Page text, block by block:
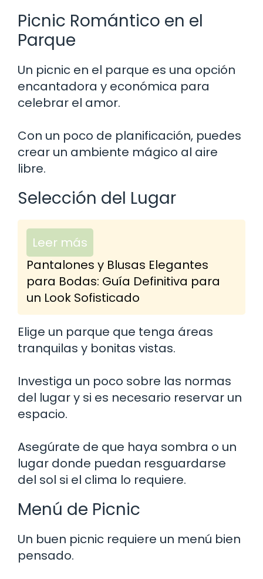
Picnic Romántico en el
Parque
Un picnic en el parque es una opción
encantadora y económica para
celebrar el amor.
Con un poco de planificación, puedes
crear un ambiente mágico al aire
libre.
Selección del Lugar
Leer más
Pantalones y Blusas Elegantes
para Bodas: Guía Definitiva para
un Look Sofisticado
Elige un parque que tenga áreas
tranquilas y bonitas vistas.
Investiga un poco sobre las normas
del lugar y si es necesario reservar un
espacio.
Asegúrate de que haya sombra o un
lugar donde puedan resguardarse
del sol si el clima lo requiere.
Menú de Picnic
Un buen picnic requiere un menú bien
pensado.